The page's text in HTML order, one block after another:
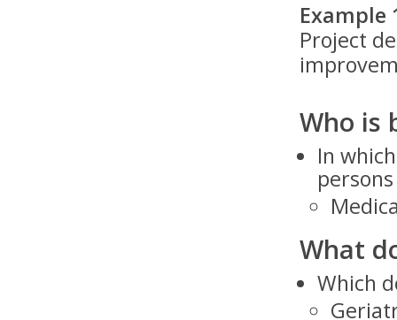
Example
Project
Who is
In
What
Which